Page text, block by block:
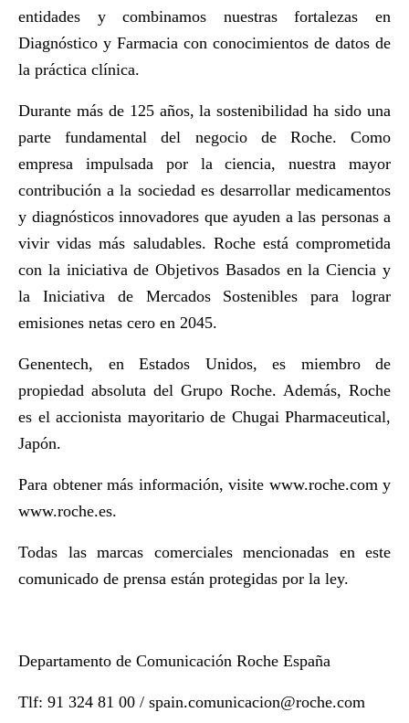
entidades y combinamos nuestras fortalezas en
Diagnóstico y Farmacia con conocimientos de datos de
la práctica clínica.
Durante más de 125 años, la sostenibilidad ha sido una
parte fundamental del negocio de Roche. Como
empresa impulsada por la ciencia, nuestra mayor
contribución a la sociedad es desarrollar medicamentos
y diagnósticos innovadores que ayuden a las personas a
vivir vidas más saludables. Roche está comprometida
con la iniciativa de Objetivos Basados en la Ciencia y
la Iniciativa de Mercados Sostenibles para lograr
emisiones netas cero en 2045.
Genentech, en Estados Unidos, es miembro de
propiedad absoluta del Grupo Roche. Además, Roche
es el accionista mayoritario de Chugai Pharmaceutical,
Japón.
Para obtener más información, visite www.roche.comy
www.roche.es.
Todas las marcas comerciales mencionadas en este
comunicado de prensa están protegidas por la ley.
Departamento de Comunicación Roche España
Tlf: 91 324 81 00 / spain.comunicacion@roche.com